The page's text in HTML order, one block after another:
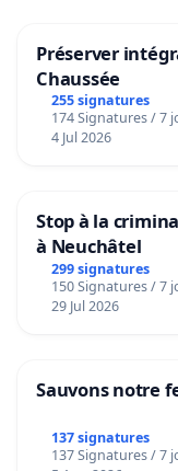
Préserver
Chaussée
255 signatures
174 Signatures / 7
4 Jul 2026
Stop à la
à Neuchâtel
299 signatures
150 Signatures / 7
29 Jul 2026
Sauvons notre
137 signatures
137 Signatures / 7